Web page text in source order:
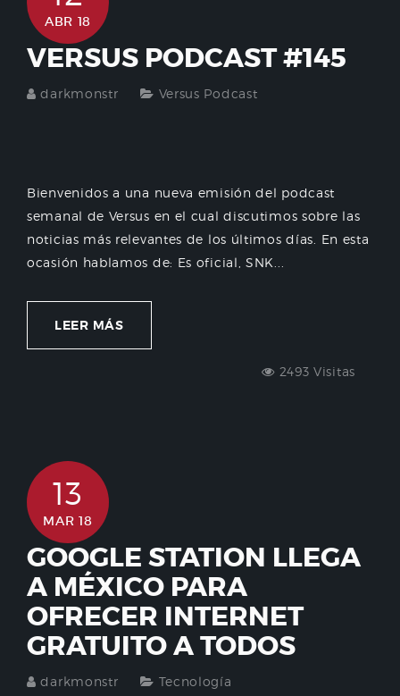
ABR 18
VERSUS PODCAST #145
darkmonstr Versus Podcast
Bienvenidos a una nueva emisión del podcast
semanal de Versus en el cual discutimos sobre las
noticias más relevantes de los últimos días. En esta
ocasión hablamos de: Es oficial, SNK...
LEER MÁS
2493 Visitas
13
MAR 18
GOOGLE STATION LLEGA
A MÉXICO PARA
OFRECER INTERNET
GRATUITO A TODOS
darkmonstr Tecnología